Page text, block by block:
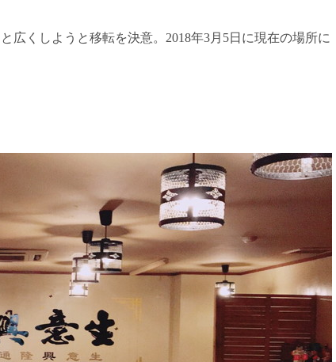
広くしようと移転を決意。2018年3月5日に現在の場所に